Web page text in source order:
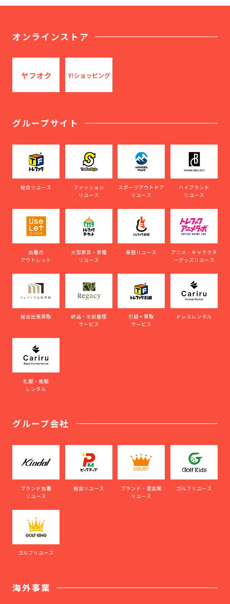
オンラインストア
グループサイト
総合リユース
ファッション
リユース
スポーツアウトドア
リユース
ハイブランド
リユース
古着の
アウトレット
大型家具・家電
リユース
楽器リユース
アニメ・キャラクタ
ーグッズリユース
総合出張買取
終活・生前整理
サービス
引越＋買取
サービス
ドレスレンタル
礼服・喪服
レンタル
グループ会社
ブランド古着
リユース
総合リユース
ブランド・貴金属
リユース
ゴルフリユース
ゴルフリユース
海外事業